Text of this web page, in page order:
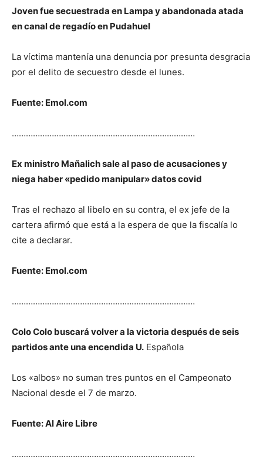
Joven fue secuestrada en Lampa y abandonada atada
en canal de regadío en Pudahuel
La víctima mantenía una denuncia por presunta desgracia
por el delito de secuestro desde el lunes.
Fuente: Emol.com
……………………………………………………………………
Ex ministro Mañalich sale al paso de acusaciones y
niega haber «pedido manipular» datos covid
Tras el rechazo al libelo en su contra, el ex jefe de la
cartera afirmó que está a la espera de que la fiscalía lo
cite a declarar.
Fuente: Emol.com
……………………………………………………………………
Colo Colo buscará volver a la victoria después de seis
partidos ante una encendida U. Española
Los «albos» no suman tres puntos en el Campeonato
Nacional desde el 7 de marzo.
Fuente: Al Aire Libre
……………………………………………………………………